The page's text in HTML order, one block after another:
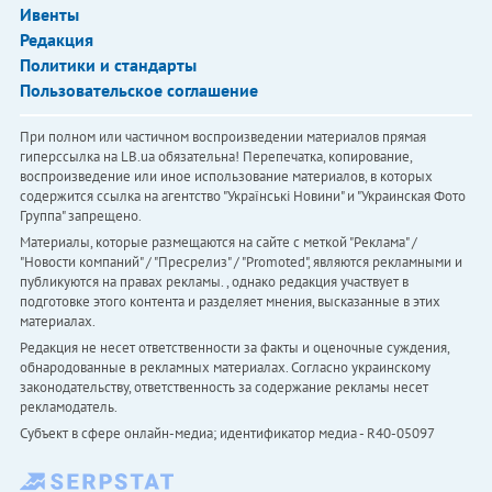
Ивенты
Редакция
Политики и стандарты
Пользовательское соглашение
При полном или частичном воспроизведении материалов прямая
гиперссылка на LB.ua обязательна! Перепечатка, копирование,
воспроизведение или иное использование материалов, в которых
содержится ссылка на агентство "Українськi Новини" и "Украинская Фото
Группа" запрещено.
Материалы, которые размещаются на сайте с меткой "Реклама" /
"Новости компаний" / "Пресрелиз" / "Promoted", являются рекламными и
публикуются на правах рекламы. , однако редакция участвует в
подготовке этого контента и разделяет мнения, высказанные в этих
материалах.
Редакция не несет ответственности за факты и оценочные суждения,
обнародованные в рекламных материалах. Согласно украинскому
законодательству, ответственность за содержание рекламы несет
рекламодатель.
Субъект в сфере онлайн-медиа; идентификатор медиа - R40-05097